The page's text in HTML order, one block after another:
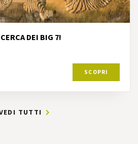
DEI BIG 7!
SCOPRI
TUTTI